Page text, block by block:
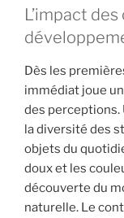
L’impact
Dès les
immédiat joue
des perceptions.
la diversité des
objets du
doux et les
découverte du
naturelle. Le